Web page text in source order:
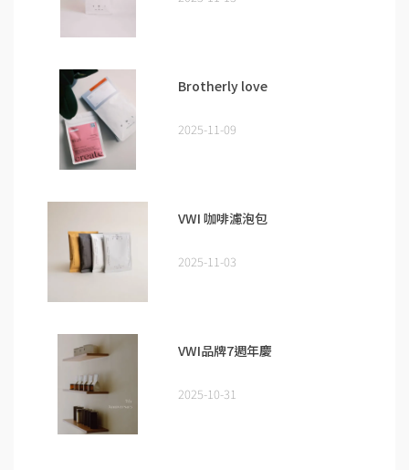
Brotherly love
2025-11-09
VWI 咖啡濾泡包
2025-11-03
VWI品牌7週年慶
2025-10-31